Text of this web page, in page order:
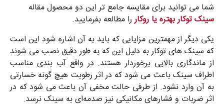
شما می توانید برای مقایسه جامع تر این دو محصول مقاله
سینک توکار بهتره یا روکاررا مطالعه بفرمایید.
یکی دیگر از مهمترین مزایایی که باید به آن اشاره شود این است
که سینک‌ های توکار به دلیل این که به طور دقیق نصب می ‌شوند
از ماندگاری بالایی برخوردار هستند. در واقع آب بندی مناسب
اطراف سینک باعث می‌ شود که در اثر رطوبت هیچ گونه خسارتی
به آن وارد نشود. از طرفی حالت مخفی آن باعث می‌ شود که در
اثر ضربات و فشارهای مکانیکی نیز صدمه‌ای به سینک نرسد.